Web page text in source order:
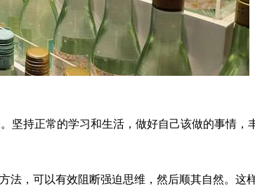
持正常的学习和生活，做好自己该做的事情
，可以有效阻断强迫思维，然后顺其自然。这